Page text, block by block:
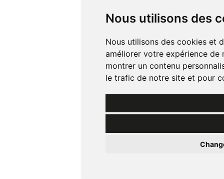
Nous utilisons des
Nous utilisons des cookies et
améliorer votre expérience
montrer un contenu
le trafic de notre site et pour